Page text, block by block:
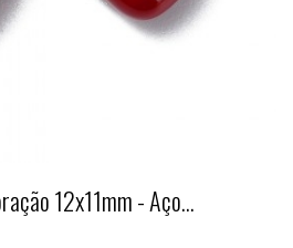
12x11mm - Aço...